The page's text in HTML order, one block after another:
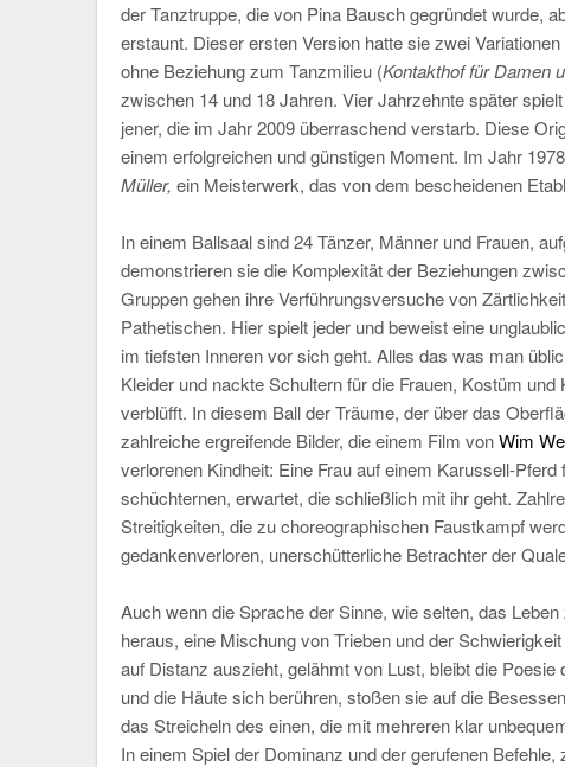
der Tanztruppe, die von Pina Bausch gegründet wurde,
erstaunt. Dieser ersten Version hatte sie zwei
ohne Beziehung zum Tanzmilieu (Kontakthof für Damen
zwischen 14 und 18 Jahren. Vier Jahrzehnte später
jener, die im Jahr 2009 überraschend verstarb. Diese
einem erfolgreichen und günstigen Moment. Im Jahr
Müller, ein Meisterwerk, das von dem bescheidenen
In einem Ballsaal sind 24 Tänzer, Männer und Frauen,
demonstrieren sie die Komplexität der Beziehungen
Gruppen gehen ihre Verführungsversuche von
Pathetischen. Hier spielt jeder und beweist eine
im tiefsten Inneren vor sich geht. Alles das was man
Kleider und nackte Schultern für die Frauen, Kostüm
verblüfft. In diesem Ball der Träume, der über das
zahlreiche ergreifende Bilder, die einem Film vonWim
verlorenen Kindheit: Eine Frau auf einem Karussell-
schüchternen, erwartet, die schließlich mit ihr geht.
Streitigkeiten, die zu choreographischen Faustkampf
gedankenverloren, unerschütterliche Betrachter der
Auch wenn die Sprache der Sinne, wie selten, das
heraus, eine Mischung von Trieben und der
auf Distanz auszieht, gelähmt von Lust, bleibt die
und die Häute sich berühren, stoßen sie auf die
das Streicheln des einen, die mit mehreren klar
In einem Spiel der Dominanz und der gerufenen